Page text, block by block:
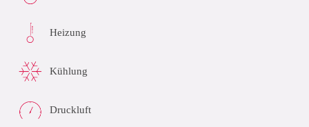
Heizung
Kühlung
Druckluft